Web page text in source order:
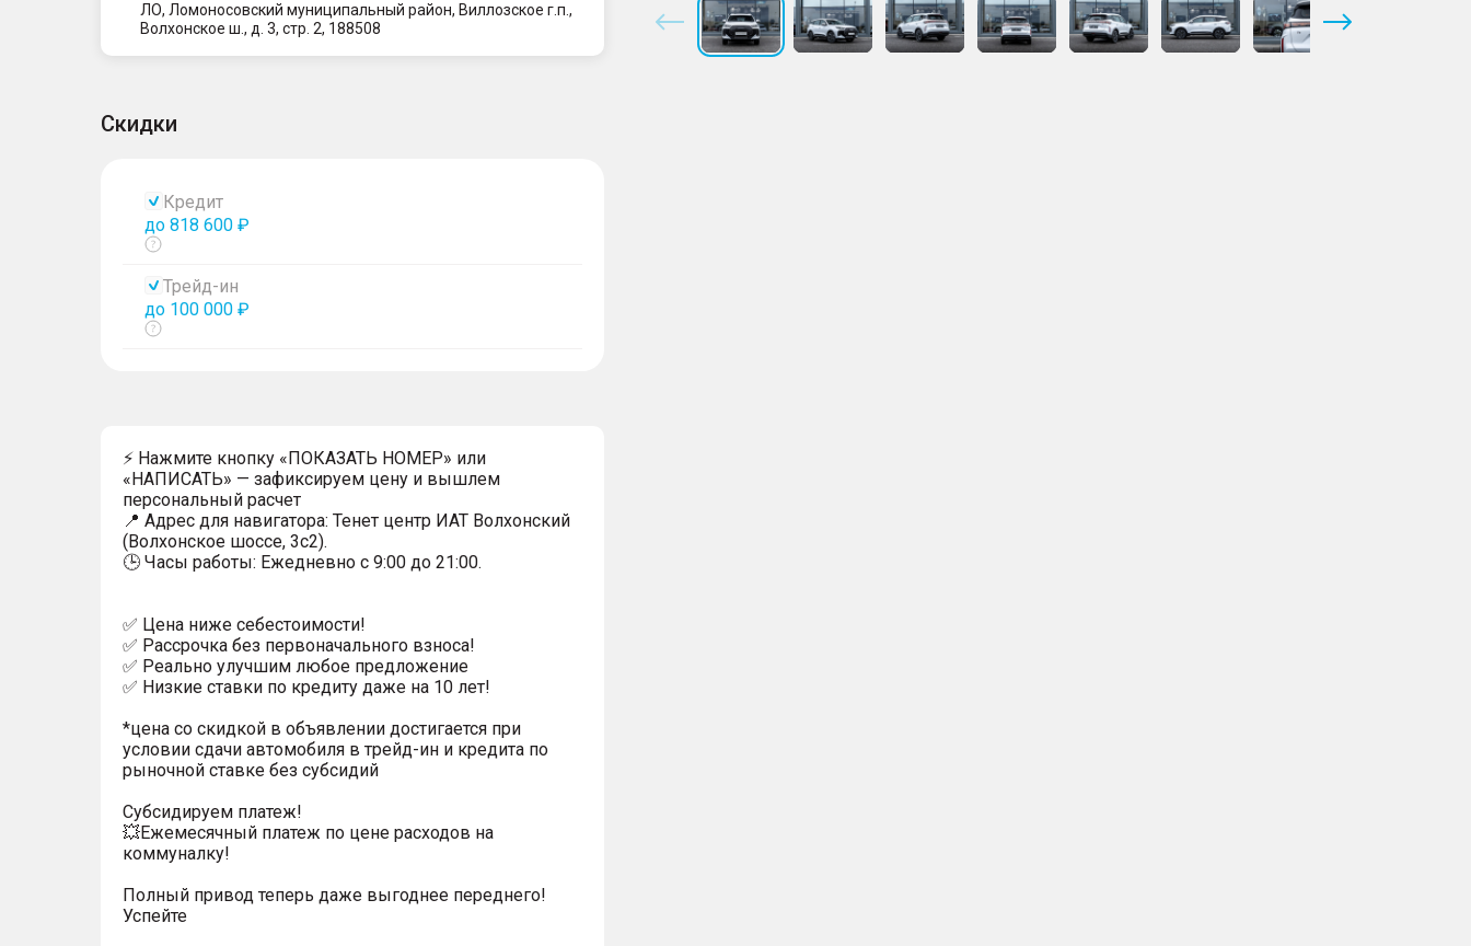
ЛО, Ломоносовский муниципальный район, Виллозское г.п.,
Волхонское ш., д. 3, стр. 2, 188508
Скидки
Кредит
до 818 600 ₽
Показать
Трейд-ин
до 100 000 ₽
Показать
⚡ Нажмите кнопку «ПОКАЗАТЬ НОМЕР» или
«НАПИСАТЬ» — зафиксируем цену и вышлем
персональный расчет
📍 Адрес для навигатора: Тенет центр ИАТ Волхонский
(Волхонское шоссе, 3с2).
🕒 Часы работы: Ежедневно с 9:00 до 21:00.
✅ Цена ниже себестоимости!
✅ Рассрочка без первоначального взноса!
✅ Реально улучшим любое предложение
✅ Низкие ставки по кредиту даже на 10 лет!
*цена со скидкой в объявлении достигается при
условии сдачи автомобиля в трейд-ин и кредита по
рыночной ставке без субсидий
Субсидируем платеж!
💥Ежемесячный платеж по цене расходов на
коммуналку!
Полный привод теперь даже выгоднее переднего!
Успейте